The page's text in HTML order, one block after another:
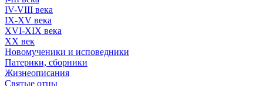
IV-VIII века
IX-XV века
XVI-XIX века
XX век
Новомученики и исповедники
Патерики, сборники
Жизнеописания
Святые отцы